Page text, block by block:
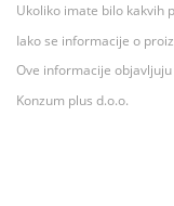
Ukoliko imate bilo kakvih
Iako se informacije o
Ove informacije
Konzum plus d.o.o.